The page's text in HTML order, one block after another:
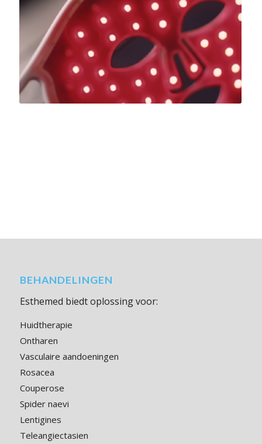
BEHANDELINGEN
Esthemed biedt oplossing voor:
Huidtherapie
Ontharen
Vasculaire aandoeningen
Rosacea
Couperose
Spider naevi
Lentigines
Teleangiectasien